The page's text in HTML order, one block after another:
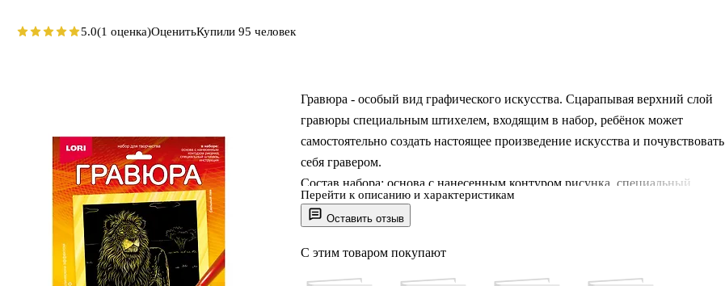
Оставить отзыв
Гравюра - особый вид графического искусства. Сцарапывая верхний слой
гравюры специальным штихелем, входящим в набор, ребёнок может
самостоятельно создать настоящее произведение искусства и почувствовать
себя гравером.
Состав набора: основа с нанесенным контуром рисунка, специальный
штихель, инструкция.
Перейти к описанию и характеристикам
С этим товаром покупают
5.0(1 оценка)ОценитьКупили 95 человек